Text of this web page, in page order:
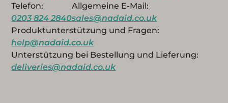
Telefon:
0203 824 2840
Allgemeine E-Mail:
sales@nadaid.co.uk
Produktunterstützung und Fragen:
help@nadaid.co.uk
Unterstützung bei Bestellung und Lieferung:
deliveries@nadaid.co.uk